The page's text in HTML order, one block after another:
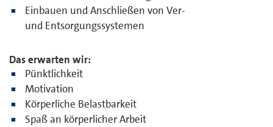
Einbauen und Anschließen von Ver-
und Entsorgungssystemen
Das erwarten wir:
Pünktlichkeit
Motivation
Körperliche Belastbarkeit
Spaß an körperlicher Arbeit